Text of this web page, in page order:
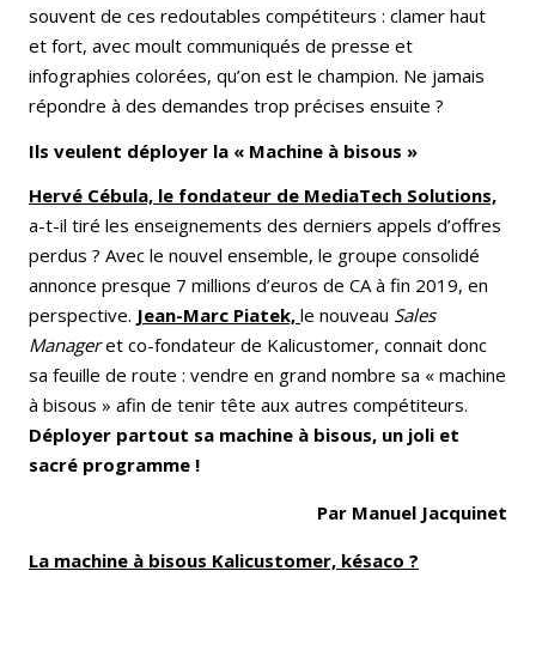
souvent de ces redoutables compétiteurs : clamer haut
et fort, avec moult communiqués de presse et
infographies colorées, qu’on est le champion. Ne jamais
répondre à des demandes trop précises ensuite ?
Ils veulent déployer la « Machine à bisous »
Hervé Cébula, le fondateur de MediaTech Solutions,
a-t-il tiré les enseignements des derniers appels d’offres
perdus ? Avec le nouvel ensemble, le groupe consolidé
annonce presque 7 millions d’euros de CA à fin 2019, en
perspective. Jean-Marc Piatek, le nouveau Sales
Manageret co-fondateur de Kalicustomer, connait donc
sa feuille de route : vendre en grand nombre sa « machine
à bisous » afin de tenir tête aux autres compétiteurs.
Déployer partout sa machine à bisous, un joli et
sacré programme !
Par Manuel Jacquinet
La machine à bisous Kalicustomer, késaco ?